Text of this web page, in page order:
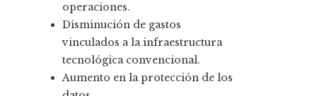
operaciones.
Disminución de gastos
vinculados a la infraestructura
tecnológica convencional.
Aumento en la protección de los